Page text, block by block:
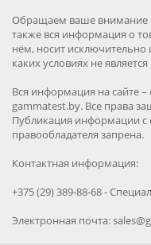
Обращаем ваше внимание
также вся информация о
нём, носит
каких условиях не
Вся информация на сайте –
gammatest.by. Все права
Публикация информации с
правообладателя запрена.
Контактная информация:
+375 (29) 389-88-68 -
Электронная почта: